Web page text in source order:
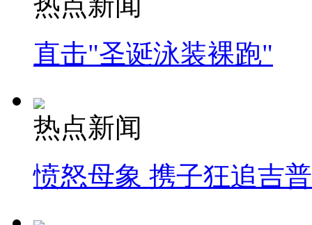
直击"圣诞泳装裸跑"
热点新闻
愤怒母象 携子狂追吉